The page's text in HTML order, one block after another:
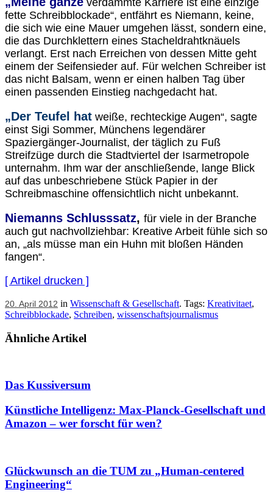
verdammte Karriere ist eine einzige
fette Schreibblockade“, entfährt es Niemann, keine,
die sich wie eine Mauer umgehen lässt, sondern eine,
die das Durchklettern eines Stacheldrahtknäuels
verlangt. Erst nach Erreichen von dessen Mitte geht
einem der Seifensieder auf. Für welchen Schreiber ist
das nicht Balsam, wenn er einen halben Tag über
einen passenden Einstieg nachgedacht hat.
„Der Teufel hat weiße, rechteckige Augen“, sagte
einst Sigi Sommer, Münchens legendärer
Spaziergänger-Journalist, der täglich zu Fuß
Streifzüge durch die Stadtviertel der Isarmetropole
unternahm. Ihm war der anschließende, lange Blick
auf das unbeschriebene Stück Papier in der
Schreibmaschine offensichtlich nicht unbekannt.
Niemanns Schlusssatz, für viele in der Branche
auch gut nachvollziehbar: Kreative Arbeit fühle sich so
an, „als müsse man ein Huhn mit bloßen Händen
fangen“.
[ Artikel drucken ]
20. April 2012 in Wissenschaft & Gesellschaft. Tags: Kreativitaet,
Schreibblockade, Schreiben, wissenschaftsjournalismus
Ähnliche Artikel
Das Kussiversum
Künstliche Intelligenz: Max-Planck-Gesellschaft und
Amazon – wer forscht für wen?
Glückwunsch an die TUM zu „Human-centered
Engineering“